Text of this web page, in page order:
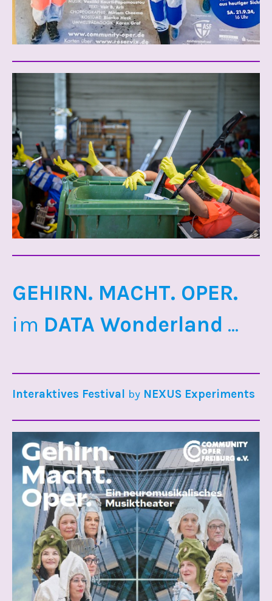
GEHIRN. MACHT. OPER.
im DATA Wonderland ...
Interaktives Festival by NEXUS Experiments